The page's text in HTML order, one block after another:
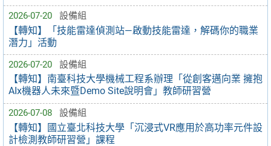
2026-07-20 設備組
【轉知】「技能雷達偵測站—啟動技能雷達，解碼你的職業
潛力」活動
2026-07-20 設備組
【轉知】南臺科技大學機械工程系辦理「從創客邁向業 擁抱
AIx機器人未來暨Demo Site說明會」教師研習營
2026-07-08 設備組
【轉知】國立臺北科技大學「沉浸式VR應用於高功率元件設
計檢測教師研習營」課程